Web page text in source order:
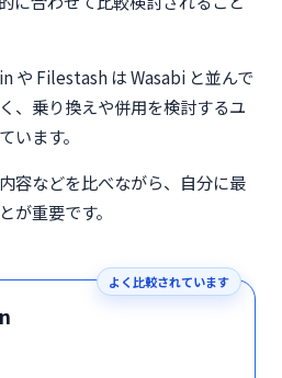
や Filestash は Wasabi と並んで
、乗り換えや併用を検討するユ
います。
容などを比べながら、自分に最
が重要です。
よく比較されています